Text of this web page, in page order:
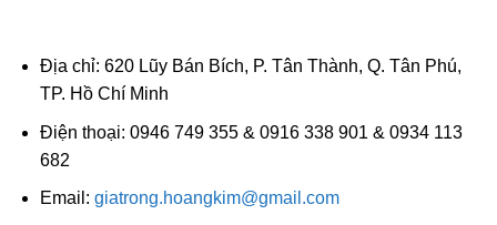
Địa chỉ: 620 Lũy Bán Bích, P. Tân Thành, Q. Tân Phú,
TP. Hồ Chí Minh
Điện thoại: 0946 749 355 & 0916 338 901 & 0934 113
682
Email: giatrong.hoangkim@gmail.com